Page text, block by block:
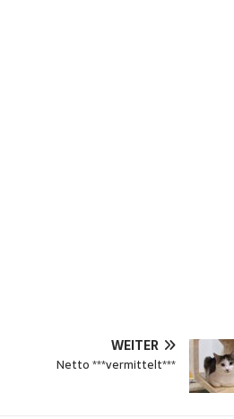
WEITER
Netto ***vermittelt***